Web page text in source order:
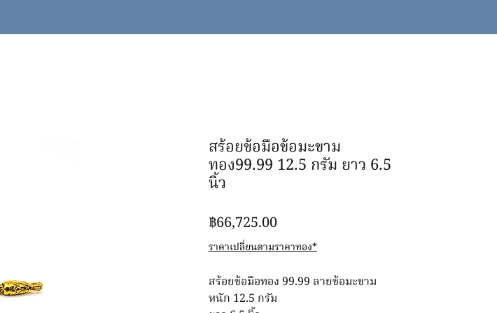
สร้อยข้อมือข้อมะขาม
ทอง99.99 12.5 กรัม ยาว 6.5
นิ้ว
฿66,725.00ราคา
ราคาเปลี่ยนตามราคาทอง*
สร้อยข้อมือทอง 99.99 ลายข้อมะขาม
หนัก 12.5 กรัม